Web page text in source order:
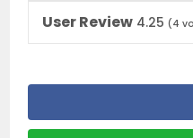
User Review 4.25 (4